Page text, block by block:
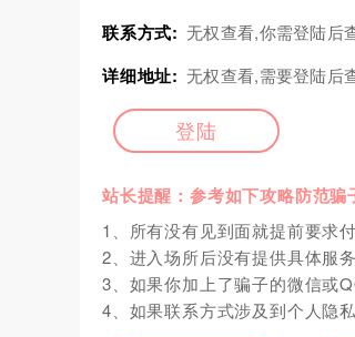
联系方式: 无权查看,你需登陆后
详细地址: 无权查看,需要登陆后
登陆
站长提醒：参考如下攻略防范骗
1、所有没有见到面就提前要求
2、进入场所后没有提供具体服
3、如果你加上了骗子的微信或
4、如果联系方式涉及到个人隐